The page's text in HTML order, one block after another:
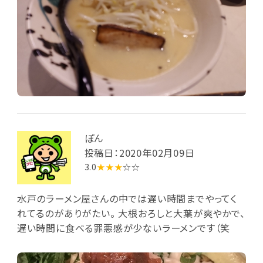
ぽん
投稿日：2020年02月09日
3.0★★★☆☆
水戸のラーメン屋さんの中では遅い時間までやってく
れてるのがありがたい。 大根おろしと大葉が爽やかで、
遅い時間に食べる罪悪感が少ないラーメンです（笑